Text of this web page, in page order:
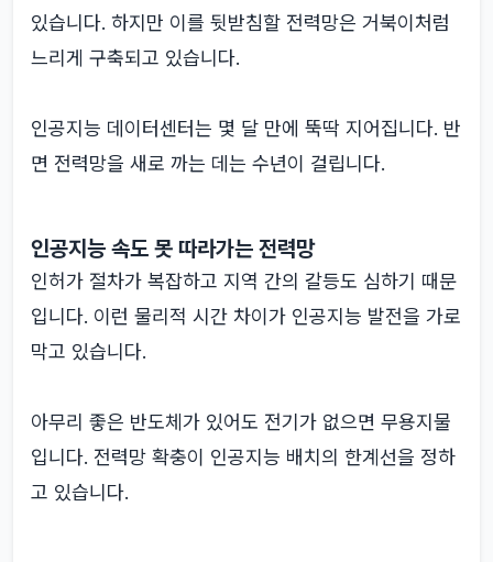
있습니다. 하지만 이를 뒷받침할 전력망은 거북이처럼
느리게 구축되고 있습니다.
인공지능 데이터센터는 몇 달 만에 뚝딱 지어집니다. 반
면 전력망을 새로 까는 데는 수년이 걸립니다.
인공지능 속도 못 따라가는 전력망
인허가 절차가 복잡하고 지역 간의 갈등도 심하기 때문
입니다. 이런 물리적 시간 차이가 인공지능 발전을 가로
막고 있습니다.
아무리 좋은 반도체가 있어도 전기가 없으면 무용지물
입니다. 전력망 확충이 인공지능 배치의 한계선을 정하
고 있습니다.